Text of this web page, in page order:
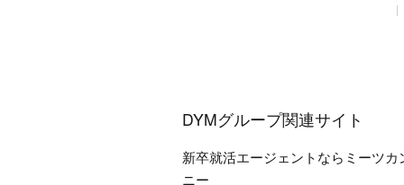
DYMグループ関連サイト
新卒就活エージェントならミーツカ
ニー